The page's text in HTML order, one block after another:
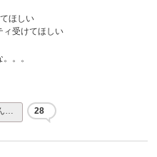
ほしい
ィ受けてほしい
。。
… 28